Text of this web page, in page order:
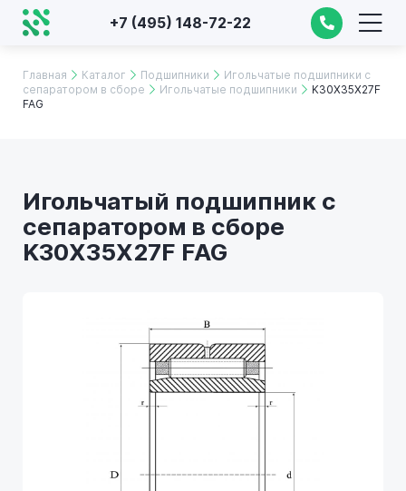
+7 (495) 148-72-22
Главная Каталог Подшипники
Игольчатые подшипники с
сепаратором в сборе
Игольчатые подшипники
K30X35X27F
FAG
Игольчатый подшипник с
сепаратором в сборе
K30X35X27F FAG